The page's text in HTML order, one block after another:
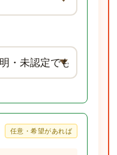
任意・希望があれば